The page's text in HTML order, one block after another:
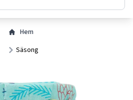
Hem
Säsong